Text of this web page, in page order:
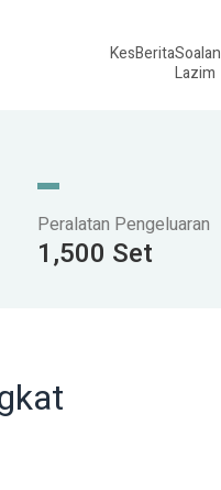
KesBeritaSoalan
Lazim
Peralatan Pengeluaran
1,500 Set